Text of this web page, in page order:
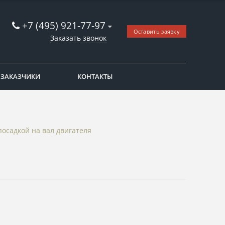
+7 (495) 921-77-97
Заказать звонок
Оставить заявку
КОНТАКТЫ
на вал двигателя